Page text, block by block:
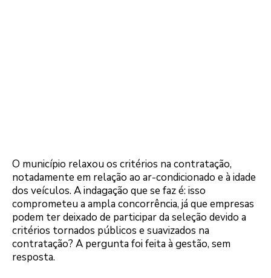
O município relaxou os critérios na contratação,
notadamente em relação ao ar-condicionado e à idade
dos veículos. A indagação que se faz é: isso
comprometeu a ampla concorrência, já que empresas
podem ter deixado de participar da seleção devido a
critérios tornados públicos e suavizados na
contratação? A pergunta foi feita à gestão, sem
resposta.